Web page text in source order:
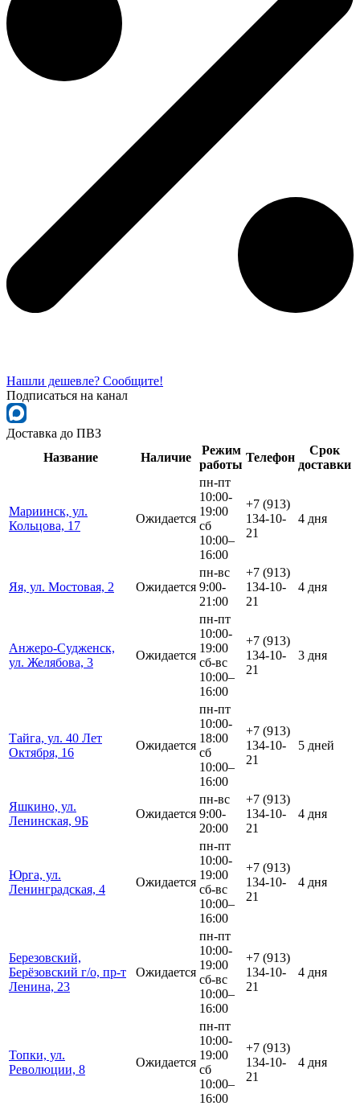
Нашли дешевле? Сообщите!
Подписаться на канал
Доставка до ПВЗ
Название
Наличие
Режим
работы
Телефон
Срок
доставки
Мариинск, ул.
Кольцова, 17
Ожидается
пн-пт
10:00-
19:00
сб
10:00–
16:00
+7 (913)
134-10-
21
4 дня
Яя, ул. Мостовая, 2 Ожидается
пн-вс
9:00-
21:00
+7 (913)
134-10-
21
4 дня
Анжеро-Судженск,
ул. Желябова, 3
Ожидается
пн-пт
10:00-
19:00
сб-вс
10:00–
16:00
+7 (913)
134-10-
21
3 дня
Тайга, ул. 40 Лет
Октября, 16
Ожидается
пн-пт
10:00-
18:00
сб
10:00–
16:00
+7 (913)
134-10-
21
5 дней
Яшкино, ул.
Ленинская, 9Б
Ожидается
пн-вс
9:00-
20:00
+7 (913)
134-10-
21
4 дня
Юрга, ул.
Ленинградская, 4
Ожидается
пн-пт
10:00-
19:00
сб-вс
10:00–
16:00
+7 (913)
134-10-
21
4 дня
Березовский,
Берёзовский г/о, пр-т
Ленина, 23
Ожидается
пн-пт
10:00-
19:00
сб-вс
10:00–
16:00
+7 (913)
134-10-
21
4 дня
Топки, ул.
Революции, 8
Ожидается
пн-пт
10:00-
19:00
сб
10:00–
16:00
+7 (913)
134-10-
21
4 дня